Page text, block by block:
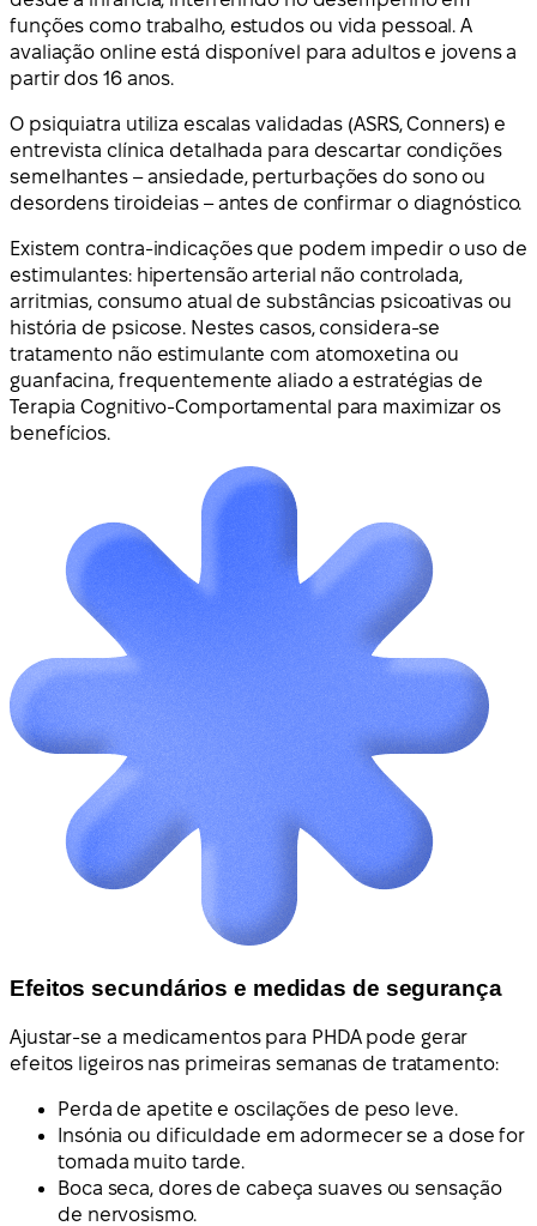
funções como trabalho, estudos ou vida pessoal. A
avaliação online está disponível para adultos e jovens a
partir dos 16 anos.
O psiquiatra utiliza escalas validadas (ASRS, Conners) e
entrevista clínica detalhada para descartar condições
semelhantes – ansiedade, perturbações do sono ou
desordens tiroideias – antes de confirmar o diagnóstico.
Existem contra-indicações que podem impedir o uso de
estimulantes: hipertensão arterial não controlada,
arritmias, consumo atual de substâncias psicoativas ou
história de psicose. Nestes casos, considera-se
tratamento não estimulante com atomoxetina ou
guanfacina, frequentemente aliado a estratégias de
Terapia Cognitivo-Comportamental para maximizar os
benefícios.
Efeitos secundários e medidas de segurança
Ajustar-se a medicamentos para PHDA pode gerar
efeitos ligeiros nas primeiras semanas de tratamento:
Perda de apetite e oscilações de peso leve.
Insónia ou dificuldade em adormecer se a dose for
tomada muito tarde.
Boca seca, dores de cabeça suaves ou sensação
de nervosismo.